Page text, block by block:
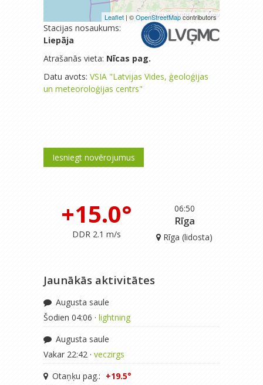
Leaflet | ©OpenStreetMapcontributors
Stacijas nosaukums:
Liepāja
Atrašanās vieta: Nīcas pag.
Datu avots: VSIA "Latvijas Vides, ģeoloģijas
un meteoroloģijas centrs"
Iesniegt novērojumus
06:50
+15.0°
DDR 2.1 m/s
Rīga
Rīga (lidosta)
Jaunākās aktivitātes
Augusta saule
Šodien 04:06 · lightning
Augusta saule
Vakar 22:42 · veczirgs
Otaņķu pag.: +19.5°